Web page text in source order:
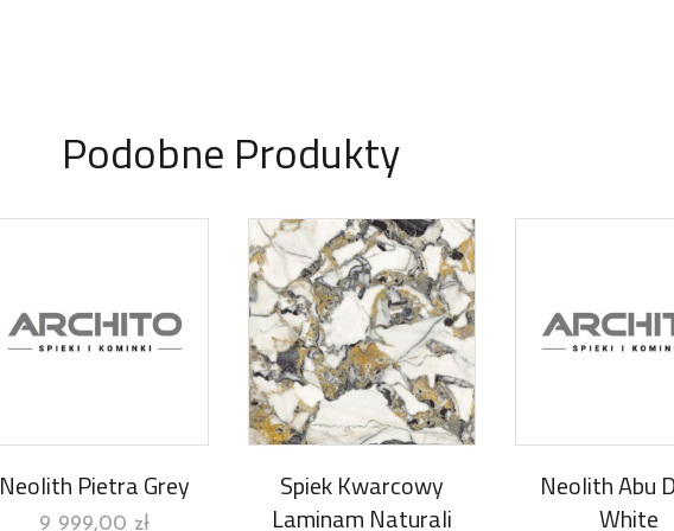
Podobne Produkty
Neolith Pietra Grey
9 999,00 zł
Spiek Kwarcowy
Laminam Naturali
Neolith Abu
White